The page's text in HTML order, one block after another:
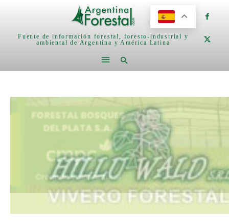
Fuente de información forestal, foresto-industrial y
ambiental de Argentina y América Latina